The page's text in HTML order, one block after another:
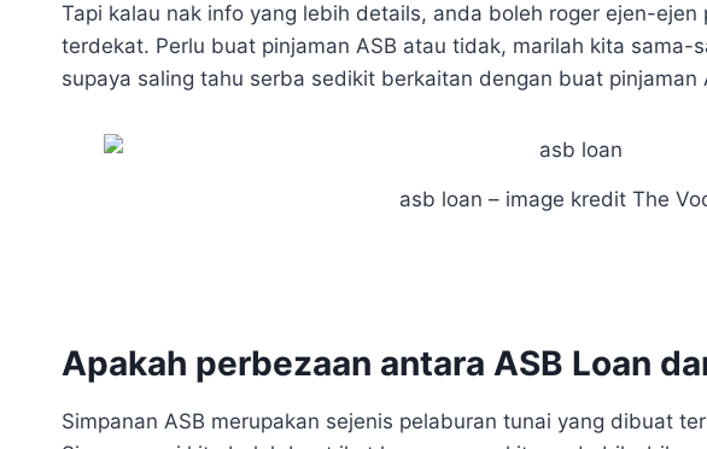
Tapi kalau nak info yang lebih details, anda boleh roger ejen-ejen
terdekat. Perlu buat pinjaman ASB atau tidak, marilah kita sama-
supaya saling tahu serba sedikit berkaitan dengan buat pinjaman
asb loan – image kredit The
Apakah perbezaan antara ASB Loan
Simpanan ASB merupakan sejenis pelaburan tunai yang dibuat